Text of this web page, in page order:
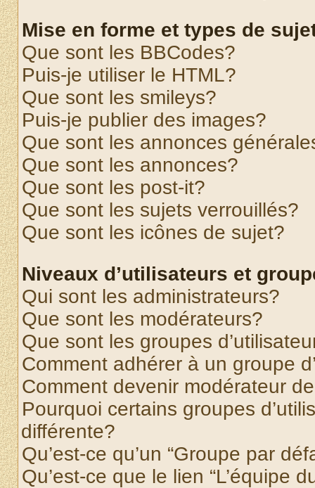
Mise en forme et types de
Que sont les BBCodes?
Puis-je utiliser le HTML?
Que sont les smileys?
Puis-je publier des images?
Que sont les annonces
Que sont les annonces?
Que sont les post-it?
Que sont les sujets verrouillés?
Que sont les icônes de sujet?
Niveaux d’utilisateurs et
Qui sont les administrateurs?
Que sont les modérateurs?
Que sont les groupes
Comment adhérer à un groupe
Comment devenir modérateur
Pourquoi certains groupes
différente?
Qu’est-ce qu’un “Groupe par
Qu’est-ce que le lien “L’équipe